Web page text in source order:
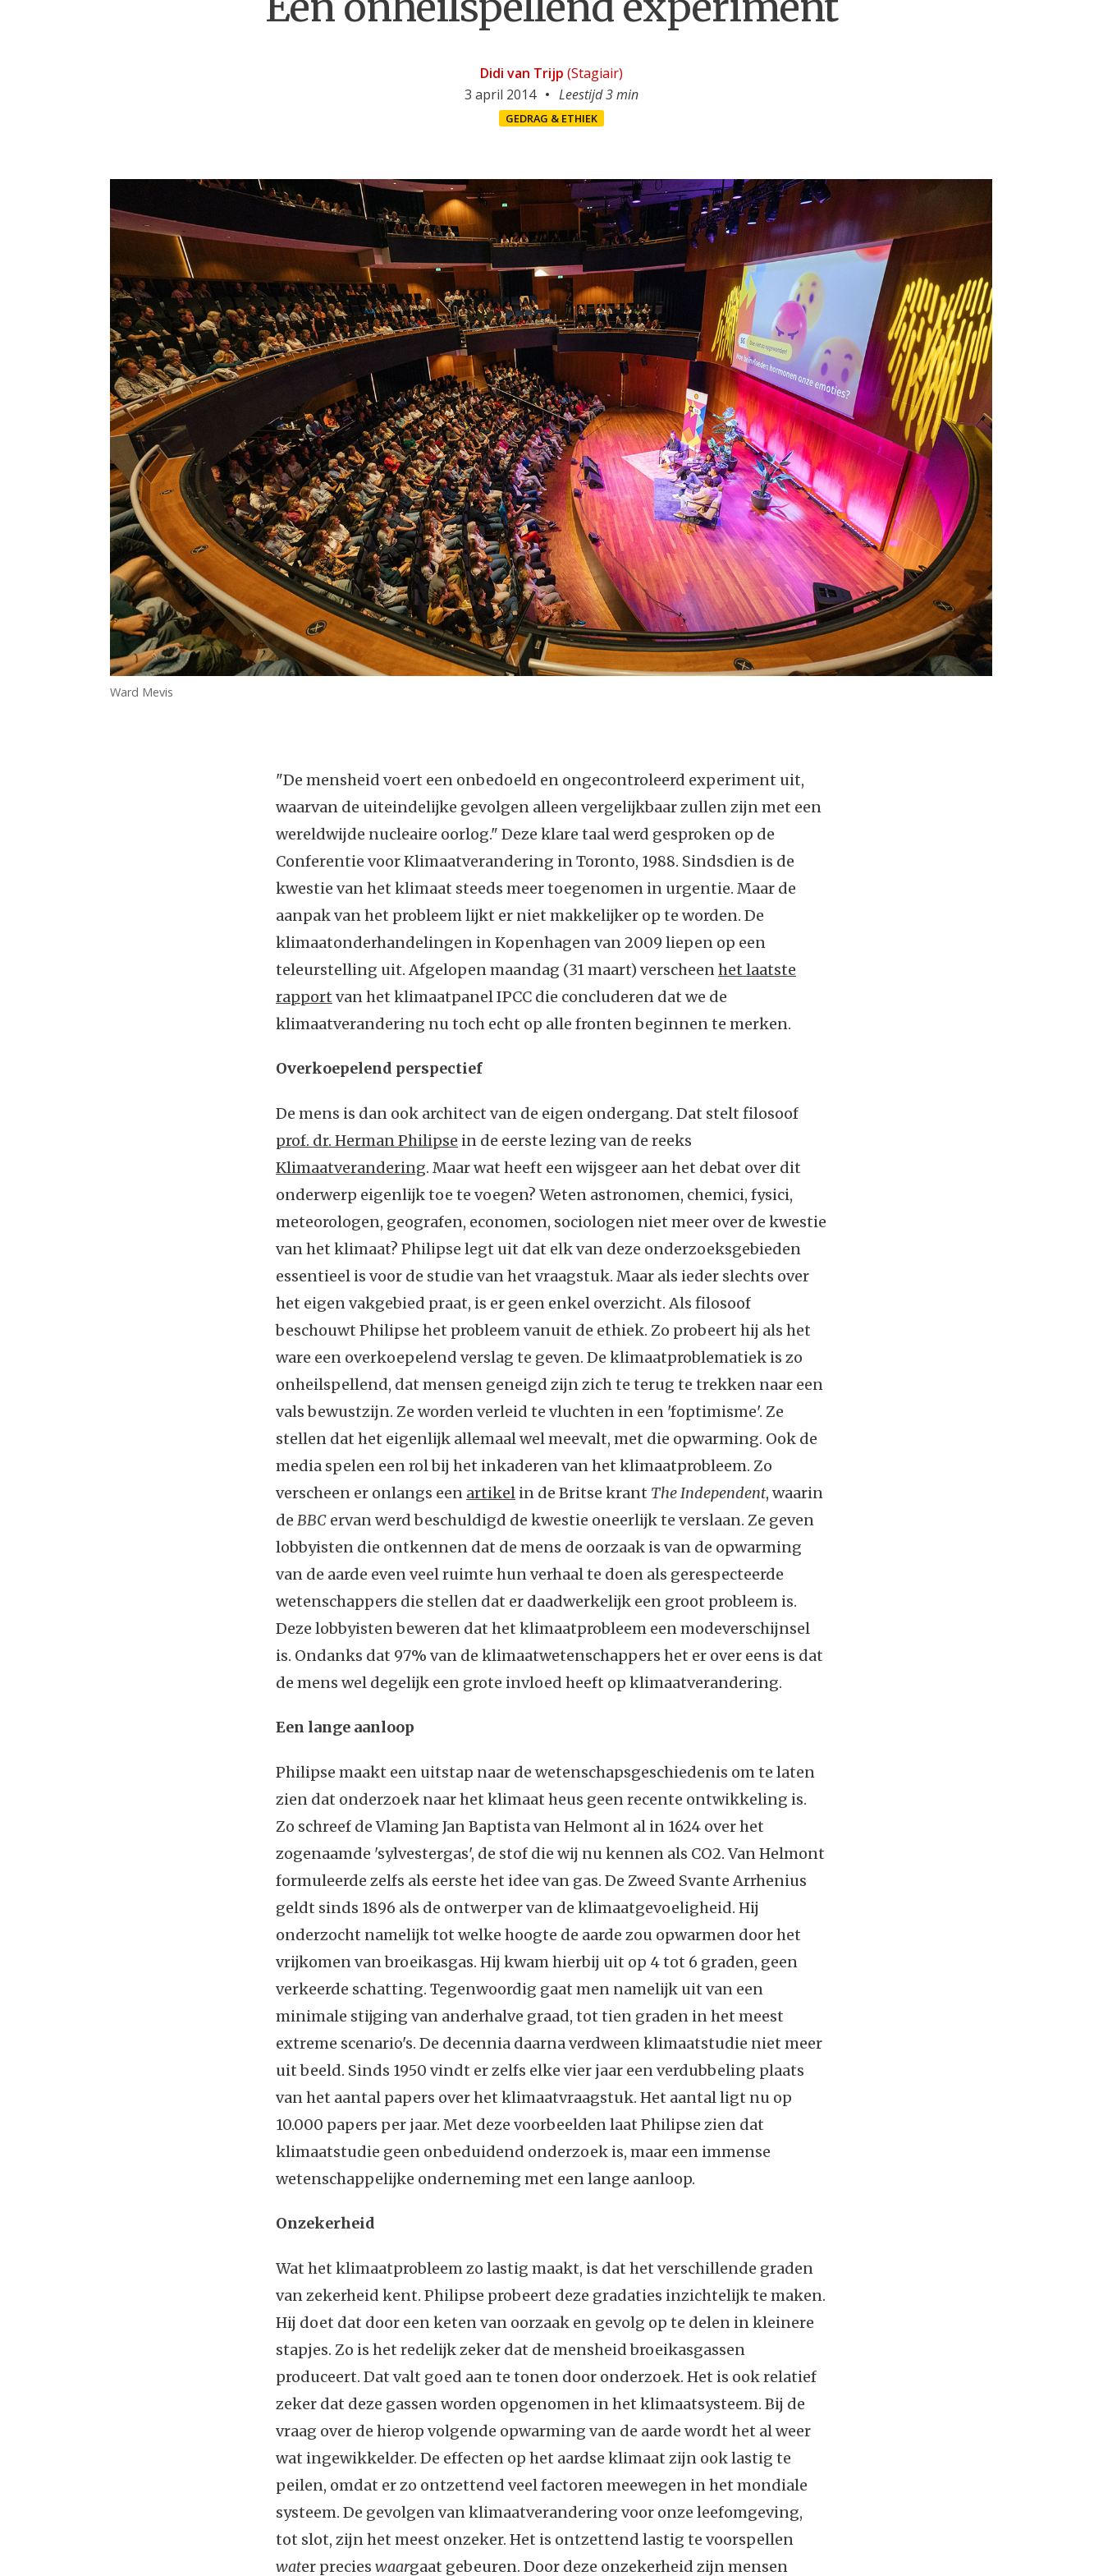
Didi van Trijp (Stagiair)
3 april 2014
Leestijd 3 min
GEDRAG & ETHIEK
Ward Mevis
"De mensheid voert een onbedoeld en ongecontroleerd experiment uit,
waarvan de uiteindelijke gevolgen alleen vergelijkbaar zullen zijn met een
wereldwijde nucleaire oorlog." Deze klare taal werd gesproken op de
Conferentie voor Klimaatverandering in Toronto, 1988. Sindsdien is de
kwestie van het klimaat steeds meer toegenomen in urgentie. Maar de
aanpak van het probleem lijkt er niet makkelijker op te worden. De
klimaatonderhandelingen in Kopenhagen van 2009 liepen op een
teleurstelling uit. Afgelopen maandag (31 maart) verscheen het laatste
rapport van het klimaatpanel IPCC die concluderen dat we de
klimaatverandering nu toch echt op alle fronten beginnen te merken.
Overkoepelend perspectief
De mens is dan ook architect van de eigen ondergang. Dat stelt filosoof
prof. dr. Herman Philipse in de eerste lezing van de reeks
Klimaatverandering. Maar wat heeft een wijsgeer aan het debat over dit
onderwerp eigenlijk toe te voegen? Weten astronomen, chemici, fysici,
meteorologen, geografen, economen, sociologen niet meer over de kwestie
van het klimaat? Philipse legt uit dat elk van deze onderzoeksgebieden
essentieel is voor de studie van het vraagstuk. Maar als ieder slechts over
het eigen vakgebied praat, is er geen enkel overzicht. Als filosoof
beschouwt Philipse het probleem vanuit de ethiek. Zo probeert hij als het
ware een overkoepelend verslag te geven. De klimaatproblematiek is zo
onheilspellend, dat mensen geneigd zijn zich te terug te trekken naar een
vals bewustzijn. Ze worden verleid te vluchten in een 'foptimisme'. Ze
stellen dat het eigenlijk allemaal wel meevalt, met die opwarming. Ook de
media spelen een rol bij het inkaderen van het klimaatprobleem. Zo
verscheen er onlangs een artikelin de Britse krant The Independent, waarin
de BBCervan werd beschuldigd de kwestie oneerlijk te verslaan. Ze geven
lobbyisten die ontkennen dat de mens de oorzaak is van de opwarming
van de aarde even veel ruimte hun verhaal te doen als gerespecteerde
wetenschappers die stellen dat er daadwerkelijk een groot probleem is.
Deze lobbyisten beweren dat het klimaatprobleem een modeverschijnsel
is. Ondanks dat 97% van de klimaatwetenschappers het er over eens is dat
de mens wel degelijk een grote invloed heeft op klimaatverandering.
Een lange aanloop
Philipse maakt een uitstap naar de wetenschapsgeschiedenis om te laten
zien dat onderzoek naar het klimaat heus geen recente ontwikkeling is.
Zo schreef de Vlaming Jan Baptista van Helmont al in 1624 over het
zogenaamde 'sylvestergas', de stof die wij nu kennen als CO2. Van Helmont
formuleerde zelfs als eerste het idee van gas. De Zweed Svante Arrhenius
geldt sinds 1896 als de ontwerper van de klimaatgevoeligheid. Hij
onderzocht namelijk tot welke hoogte de aarde zou opwarmen door het
vrijkomen van broeikasgas. Hij kwam hierbij uit op 4 tot 6 graden, geen
verkeerde schatting. Tegenwoordig gaat men namelijk uit van een
minimale stijging van anderhalve graad, tot tien graden in het meest
extreme scenario's. De decennia daarna verdween klimaatstudie niet meer
uit beeld. Sinds 1950 vindt er zelfs elke vier jaar een verdubbeling plaats
van het aantal papers over het klimaatvraagstuk. Het aantal ligt nu op
10.000 papers per jaar. Met deze voorbeelden laat Philipse zien dat
klimaatstudie geen onbeduidend onderzoek is, maar een immense
wetenschappelijke onderneming met een lange aanloop.
Onzekerheid
Wat het klimaatprobleem zo lastig maakt, is dat het verschillende graden
van zekerheid kent. Philipse probeert deze gradaties inzichtelijk te maken.
Hij doet dat door een keten van oorzaak en gevolg op te delen in kleinere
stapjes. Zo is het redelijk zeker dat de mensheid broeikasgassen
produceert. Dat valt goed aan te tonen door onderzoek. Het is ook relatief
zeker dat deze gassen worden opgenomen in het klimaatsysteem. Bij de
vraag over de hierop volgende opwarming van de aarde wordt het al weer
wat ingewikkelder. De effecten op het aardse klimaat zijn ook lastig te
peilen, omdat er zo ontzettend veel factoren meewegen in het mondiale
systeem. De gevolgen van klimaatverandering voor onze leefomgeving,
tot slot, zijn het meest onzeker. Het is ontzettend lastig te voorspellen
water precies waargaat gebeuren. Door deze onzekerheid zijn mensen